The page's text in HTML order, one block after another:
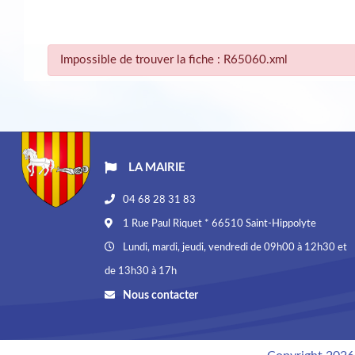
Impossible de trouver la fiche : R65060.xml
LA MAIRIE
04 68 28 31 83
1 Rue Paul Riquet * 66510 Saint-Hippolyte
Lundi, mardi, jeudi, vendredi de 09h00 à 12h30 et
de 13h30 à 17h
Nous contacter